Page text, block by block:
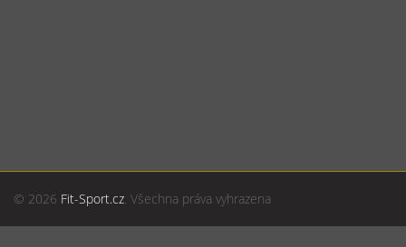
© 2026 Fit-Sport.cz. Všechna práva vyhrazena